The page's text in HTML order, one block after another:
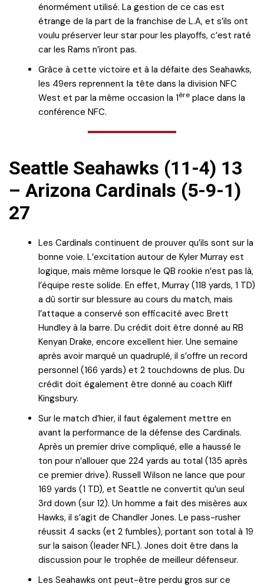
énormément utilisé. La gestion de ce cas est
étrange de la part de la franchise de L.A, et s’ils ont
voulu préserver leur star pour les playoffs, c’est raté
car les Rams n’iront pas.
Grâce à cette victoire et à la défaite des Seahawks,
les 49ers reprennent la tête dans la division NFC
West et par la même occasion la 1ère place dans la
conférence NFC.
Seattle Seahawks (11-4) 13
– Arizona Cardinals (5-9-1)
27
Les Cardinals continuent de prouver qu’ils sont sur la
bonne voie. L’excitation autour de Kyler Murray est
logique, mais même lorsque le QB rookie n’est pas là,
l’équipe reste solide. En effet, Murray (118 yards, 1 TD)
a dû sortir sur blessure au cours du match, mais
l’attaque a conservé son efficacité avec Brett
Hundley à la barre. Du crédit doit être donné au RB
Kenyan Drake, encore excellent hier. Une semaine
après avoir marqué un quadruplé, il s’offre un record
personnel (166 yards) et 2 touchdowns de plus. Du
crédit doit également être donné au coach Kliff
Kingsbury.
Sur le match d’hier, il faut également mettre en
avant la performance de la défense des Cardinals.
Après un premier drive compliqué, elle a haussé le
ton pour n’allouer que 224 yards au total (135 après
ce premier drive). Russell Wilson ne lance que pour
169 yards (1 TD), et Seattle ne convertit qu’un seul
3rd down (sur 12). Un homme a fait des misères aux
Hawks, il s’agit de Chandler Jones. Le pass-rusher
réussit 4 sacks (et 2 fumbles), portant son total à 19
sur la saison (leader NFL). Jones doit être dans la
discussion pour le trophée de meilleur défenseur.
Les Seahawks ont peut-être perdu gros sur ce